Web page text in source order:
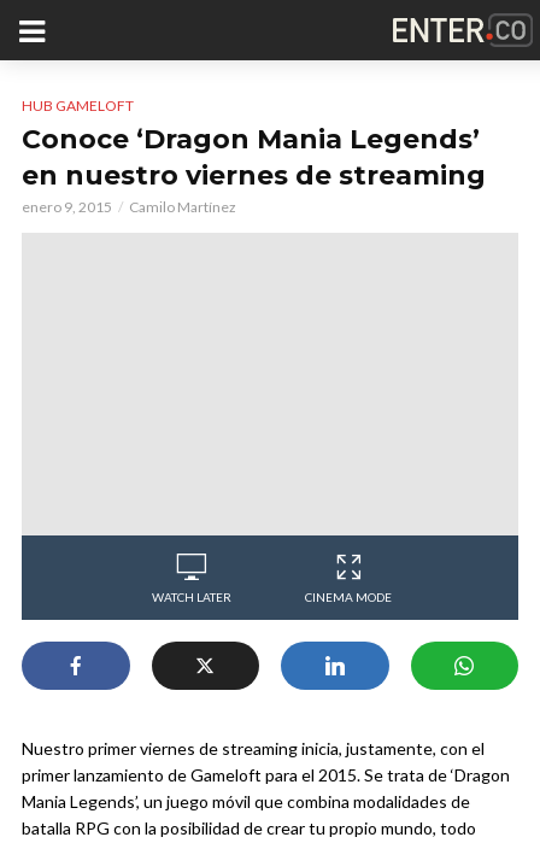
HUB GAMELOFT
Conoce ‘Dragon Mania Legends’
en nuestro viernes de streaming
enero 9, 2015 Camilo Martínez
WATCH LATER CINEMA MODE
Nuestro primer viernes de streaming inicia, justamente, con el
primer lanzamiento de Gameloft para el 2015. Se trata de ‘Dragon
Mania Legends’, un juego móvil que combina modalidades de
batalla RPG con la posibilidad de crear tu propio mundo, todo